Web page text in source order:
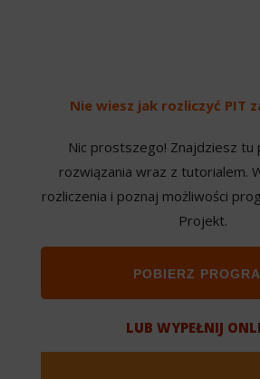
Nie wiesz jak rozliczyć PIT
Nic prostszego! Znajdziesz tu
rozwiązania wraz z tutorialem.
rozliczenia i poznaj możliwości
Projekt.
POBIERZ
LUB WYPEŁNIJ